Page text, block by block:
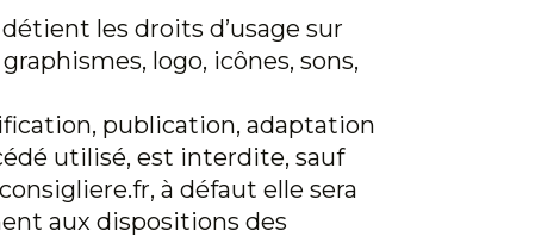
les droits d’usage sur
logo, icônes, sons,
publication, adaptation
utilisé, est interdite, sauf
à défaut elle sera
aux dispositions des